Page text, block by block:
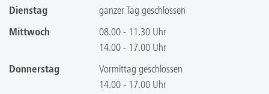
Dienstag
ganzer Tag geschlossen
Mittwoch
08.00 - 11.30 Uhr
14.00 - 17.00 Uhr
Donnerstag
Vormittag geschlossen
14.00 - 17.00 Uhr